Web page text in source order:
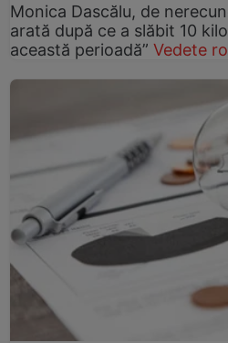
Monica Dascălu, de
arată după ce a slăbit 10
această perioadă” Vedete